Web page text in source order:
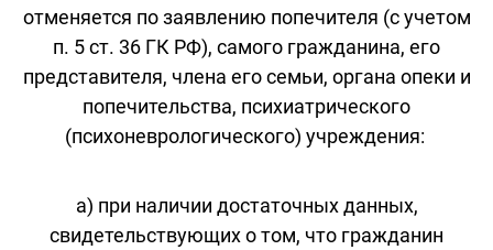
отменяется по заявлению попечителя (с учетом
п. 5 ст. 36 ГК РФ), самого гражданина, его
представителя, члена его семьи, органа опеки и
попечительства, психиатрического
(психоневрологического) учреждения:
а) при наличии достаточных данных,
свидетельствующих о том, что гражданин